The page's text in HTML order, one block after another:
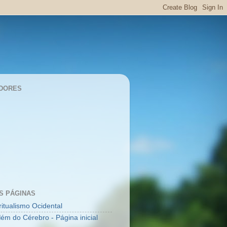
PÁGINAS
Ocidental
do Cérebro - Página inicial